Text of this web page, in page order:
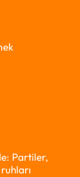
Partiler,